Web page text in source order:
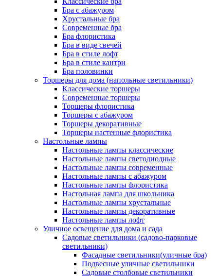
Бра с абажуром
Хрустальные бра
Современные бра
Бра флористика
Бра в виде свечей
Бра в стиле лофт
Бра в стиле кантри
Бра половинки
Торшеры для дома (напольные светильники)
Классические торшеры
Современные торшеры
Торшеры флористика
Торшеры с абажуром
Торшеры декоративные
Торшеры настенные флористика
Настольные лампы
Настольные лампы классические
Настольные лампы светодиодные
Настольные лампы современные
Настольные лампы с абажуром
Настольные лампы флористика
Настольная лампа для школьника
Настольные лампы хрустальные
Настольные лампы декоративные
Настольные лампы лофт
Уличное освещение для дома и сада
Садовые светильники (садово-парковые
светильники)
Фасадные светильники(уличные бра)
Подвесные уличные светильники
Садовые столбовые светильники